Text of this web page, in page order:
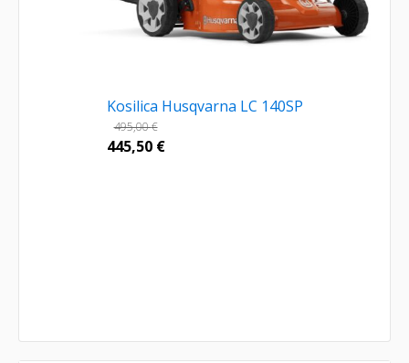
Kosilica Husqvarna LC 140SP
495,00€
445,50 €